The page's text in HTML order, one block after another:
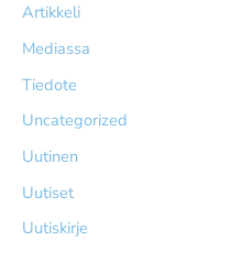
Artikkeli
Mediassa
Tiedote
Uncategorized
Uutinen
Uutiset
Uutiskirje